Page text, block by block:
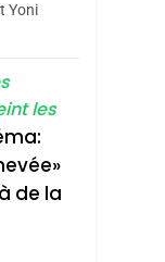
Le
Yoni
les
de la